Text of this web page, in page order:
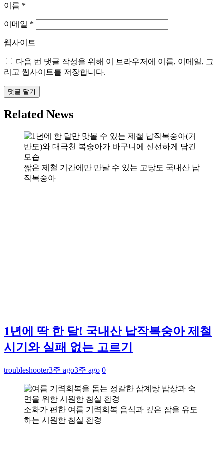
이름 *
이메일 *
웹사이트
다음 번 댓글 작성을 위해 이 브라우저에 이름, 이메일, 그
리고 웹사이트를 저장합니다.
Related News
짧은 제철 기간에만 만날 수 있는 고당도 국내산 납
작복숭아
1년에 딱 한 달! 국내산 납작복숭아 제철
시기와 실패 없는 고르기
troubleshooter3주 ago3주 ago 0
소화가 편한 여름 기력회복 음식과 깊은 잠을 유도
하는 시원한 침실 환경